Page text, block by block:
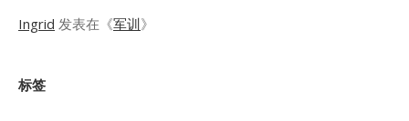
Ingrid 发表在《军训》
标签